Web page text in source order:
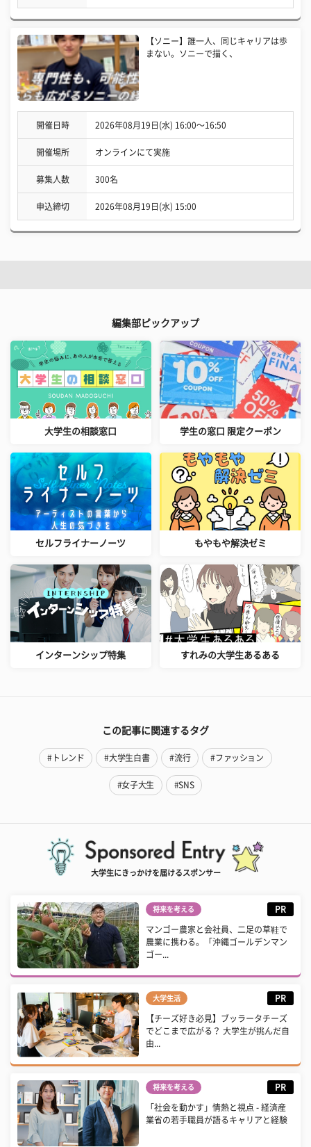
【ソニー】誰一人、同じキャリアは歩
まない。ソニーで描く、
開催日時 2026年08月19日(水) 16:00〜16:50
開催場所 オンラインにて実施
募集人数 300名
申込締切 2026年08月19日(水) 15:00
編集部ピックアップ
大学生の相談窓口 学生の窓口 限定クーポン
セルフライナーノーツ もやもや解決ゼミ
インターンシップ特集 すれみの大学生あるある
この記事に関連するタグ
#トレンド #大学生白書 #流行 #ファッション
#女子大生 #SNS
大学生にきっかけを届けるスポンサー
将来を考える PR
マンゴー農家と会社員、二足の草鞋で
農業に携わる。「沖縄ゴールデンマン
ゴー...
大学生活 PR
【チーズ好き必見】ブッラータチーズ
でどこまで広がる？ 大学生が挑んだ自
由...
将来を考える PR
「社会を動かす」情熱と視点 - 経済産
業省の若手職員が語るキャリアと経験